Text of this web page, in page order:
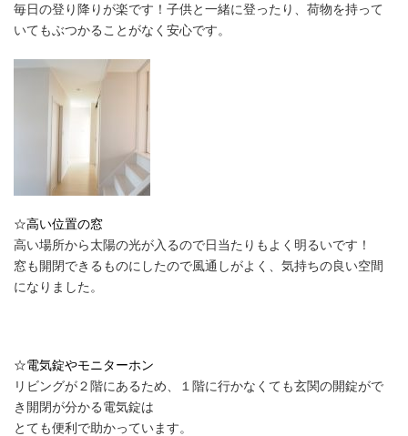
毎日の登り降りが楽です！子供と一緒に登ったり、荷物を持って
いてもぶつかることがなく安心です。
☆高い位置の窓
高い場所から太陽の光が入るので日当たりもよく明るいです！
窓も開閉できるものにしたので風通しがよく、気持ちの良い空間
になりました。
☆電気錠やモニターホン
リビングが２階にあるため、１階に行かなくても玄関の開錠がで
き開閉が分かる電気錠は
とても便利で助かっています。